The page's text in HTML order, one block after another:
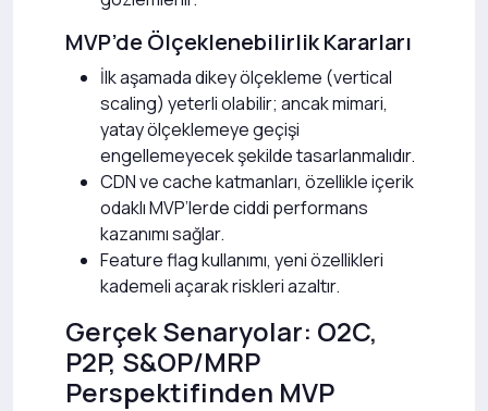
MVP’de Ölçeklenebilirlik Kararları
İlk aşamada dikey ölçekleme (vertical
scaling) yeterli olabilir; ancak mimari,
yatay ölçeklemeye geçişi
engellemeyecek şekilde tasarlanmalıdır.
CDN ve cache katmanları, özellikle içerik
odaklı MVP’lerde ciddi performans
kazanımı sağlar.
Feature flag kullanımı, yeni özellikleri
kademeli açarak riskleri azaltır.
Gerçek Senaryolar: O2C,
P2P, S&OP/MRP
Perspektifinden MVP